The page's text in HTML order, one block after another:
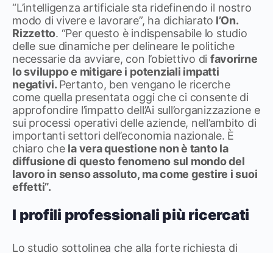
“L’intelligenza artificiale sta ridefinendo il nostro
modo di vivere e lavorare”, ha dichiarato l’On.
Rizzetto. “Per questo è indispensabile lo studio
delle sue dinamiche per delineare le politiche
necessarie da avviare, con l’obiettivo di favorirne
lo sviluppo e mitigare i potenziali impatti
negativi. Pertanto, ben vengano le ricerche
come quella presentata oggi che ci consente di
approfondire l’impatto dell’Ai sull’organizzazione e
sui processi operativi delle aziende, nell’ambito di
importanti settori dell’economia nazionale. È
chiaro che la vera questione non è tanto la
diffusione di questo fenomeno sul mondo del
lavoro in senso assoluto, ma come gestire i suoi
effetti”.
I profili professionali più ricercati
Lo studio sottolinea che alla forte richiesta di